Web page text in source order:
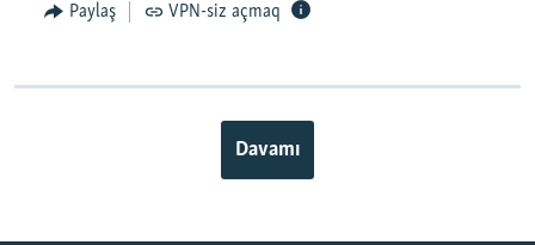
Paylaş VPN-siz açmaq
Davamı